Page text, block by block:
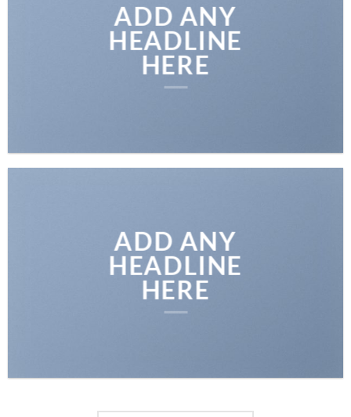
ADD ANY
HEADLINE
HERE
ADD ANY
HEADLINE
HERE